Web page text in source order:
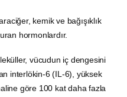
kemik ve bağışıklık
hormonlardır.
vücudun iç dengesini
interlökin-6 (IL-6), yüksek
göre 100 kat daha fazla